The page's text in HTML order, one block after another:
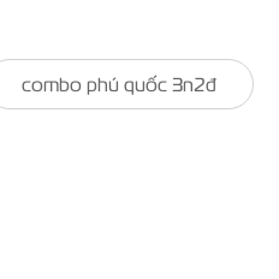
combo phú quốc 3n2đ